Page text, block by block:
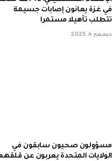
في غزة يعانون إصابات جسيمة
تتطلب تأهيلا مستمرا
ديسمبر 4, 2025
مسؤولون صحيون سابقون في
الولايات المتحدة يعربون عن